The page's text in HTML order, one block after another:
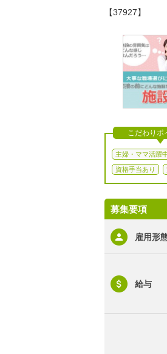
【37927】
こだわりポ
主婦・ママ活躍
資格手当あり
募集要項
雇用形
給与